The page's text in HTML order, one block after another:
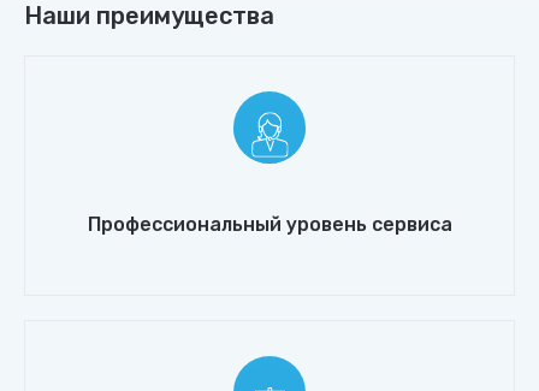
Наши преимущества
Профессиональный уровень сервиса